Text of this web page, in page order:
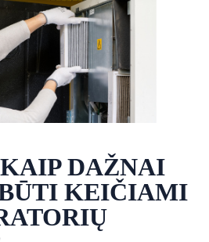
DAŽNAI
KEIČIAMI